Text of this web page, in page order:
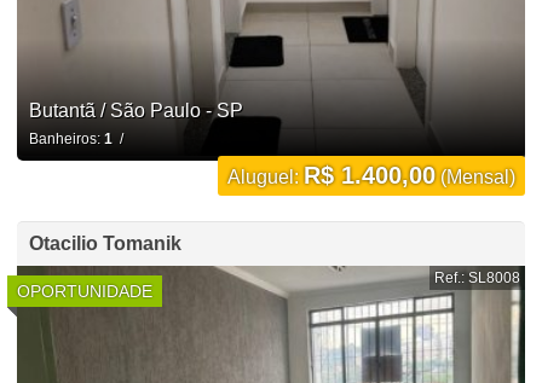
Butantã / São Paulo - SP
Banheiros: 1/
Aluguel: R$ 1.400,00(Mensal)
Otacilio Tomanik
OPORTUNIDADE
Ref.: SL8008